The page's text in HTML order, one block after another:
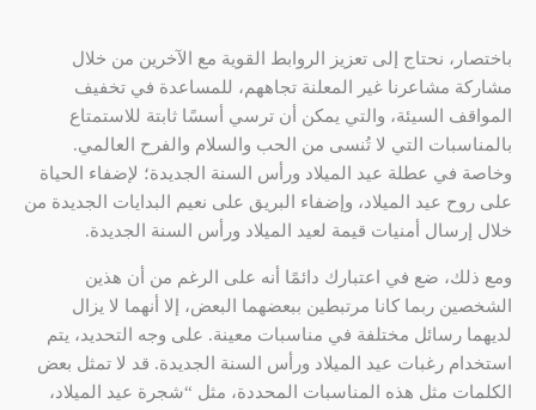
باختصار، نحتاج إلى تعزيز الروابط القوية مع الآخرين من خلال
مشاركة مشاعرنا غير المعلنة تجاههم، للمساعدة في تخفيف
المواقف السيئة، والتي يمكن أن ترسي أسسًا ثابتة للاستمتاع
بالمناسبات التي لا تُنسى من الحب والسلام والفرح العالمي.
وخاصة في عطلة عيد الميلاد ورأس السنة الجديدة؛ لإضفاء الحياة
على روح عيد الميلاد، وإضفاء البريق على نعيم البدايات الجديدة من
خلال إرسال أمنيات قيمة لعيد الميلاد ورأس السنة الجديدة.
ومع ذلك، ضع في اعتبارك دائمًا أنه على الرغم من أن هذين
الشخصين ربما كانا مرتبطين ببعضهما البعض، إلا أنهما لا يزال
لديهما رسائل مختلفة في مناسبات معينة. على وجه التحديد، يتم
استخدام رغبات عيد الميلاد ورأس السنة الجديدة. قد لا تمثل بعض
الكلمات مثل هذه المناسبات المحددة، مثل “شجرة عيد الميلاد،